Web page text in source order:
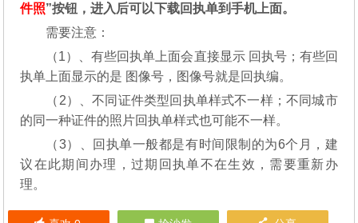
件照”按钮，进入后可以下载回执单到手机上面。
需要注意：
（1）、有些回执单上面会直接显示 回执号；有些回
执单上面显示的是 图像号，图像号就是回执编。
（2）、不同证件类型回执单样式不一样；不同城市
的同一种证件的照片回执单样式也可能不一样。
（3）、回执单一般都是有时间限制的为6个月，建
议在此期间办理，过期回执单不在生效，需要重新办
理。